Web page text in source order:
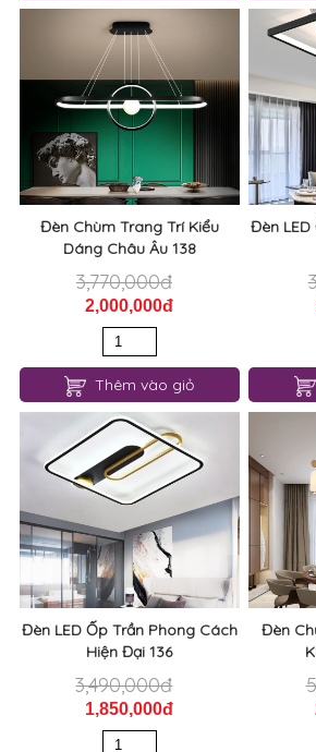
Đèn Chùm Trang Trí Kiểu
Dáng Châu Âu 138
3,770,000đ
2,000,000đ
Thêm vào giỏ
Đèn
Đèn LED Ốp Trần Phong Cách
Hiện Đại 136
3,490,000đ
1,850,000đ
Đèn